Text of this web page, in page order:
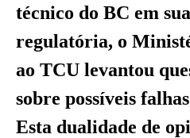
técnico do BC em
regulatória, o
ao TCU levantou
sobre possíveis
Esta dualidade de